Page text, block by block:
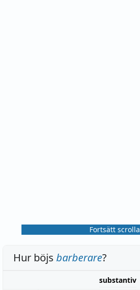
Fortsätt scrolla
Hur böjs barberare?
substantiv